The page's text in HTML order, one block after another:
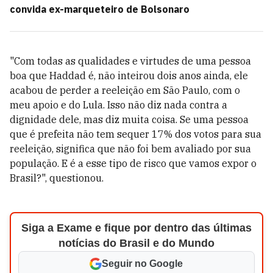
convida ex-marqueteiro de Bolsonaro
"Com todas as qualidades e virtudes de uma pessoa
boa que Haddad é, não inteirou dois anos ainda, ele
acabou de perder a reeleição em São Paulo, com o
meu apoio e do Lula. Isso não diz nada contra a
dignidade dele, mas diz muita coisa. Se uma pessoa
que é prefeita não tem sequer 17% dos votos para sua
reeleição, significa que não foi bem avaliado por sua
população. E é a esse tipo de risco que vamos expor o
Brasil?", questionou.
Siga a Exame e fique por dentro das últimas
notícias do Brasil e do Mundo
Seguir no Google